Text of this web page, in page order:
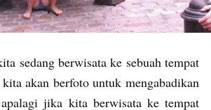
sedang berwisata ke sebuah tempat
akan berfoto untuk mengabadikan
jika kita berwisata ke tempat